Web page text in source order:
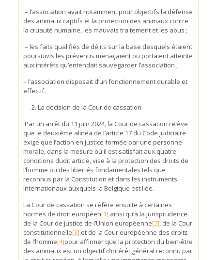
– l’association avait notamment pour objectifs la défense
des animaux captifs et la protection des animaux contre
la cruauté humaine, les mauvais traitement et les abus ;
– les faits qualifiés de délits sur la base desquels étaient
poursuivis les prévenus menaçaient ou portaient atteinte
aux intérêts qu’entendait sauvegarder l’association ;
– l’association disposait d’un fonctionnement durable et
effectif.
La décision de la Cour de cassation
Par un arrêt du 11 juin 2024, la Cour de cassation relève
que le deuxième alinéa de l’article 17 du Code judiciaire
exige que l’action en justice formée par une personne
morale, dans la mesure où il est satisfait aux quatre
conditions dudit article, vise à la protection des droits de
l’homme ou des libertés fondamentales tels que
reconnus par la Constitution et dans les instruments
internationaux auxquels la Belgique est liée.
La Cour de cassation se réfère ensuite à certaines
normes de droit européen[1] ainsi qu’à la jurisprudence
de la Cour de justice de l’Union européenne[2], de la Cour
constitutionnelle[3] et de la Cour européenne des droits
de l’homme[4]pour affirmer que la protection du bien-être
des animaux est un objectif d’intérêt général reconnu par